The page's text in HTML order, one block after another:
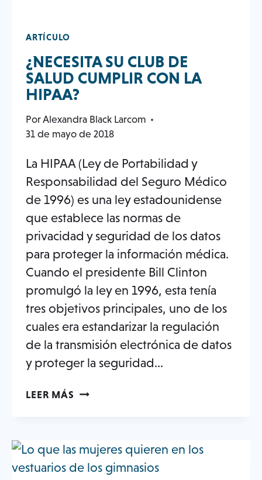
ARTÍCULO
¿NECESITA SU CLUB DE
SALUD CUMPLIR CON LA
HIPAA?
PorAlexandra Black Larcom
31 de mayo de 2018
La HIPAA (Ley de Portabilidad y
Responsabilidad del Seguro Médico
de 1996) es una ley estadounidense
que establece las normas de
privacidad y seguridad de los datos
para proteger la información médica.
Cuando el presidente Bill Clinton
promulgó la ley en 1996, esta tenía
tres objetivos principales, uno de los
cuales era estandarizar la regulación
de la transmisión electrónica de datos
y proteger la seguridad...
LEER MÁS ¿NECESITA
SALUD
CUMPLIR